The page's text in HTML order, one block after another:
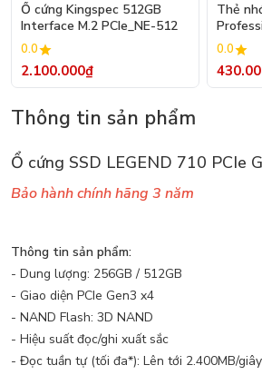
Ổ cứng Kingspec 512GB
Interface M.2 PCIe_NE-512
0.0
2.100.000₫
Thẻ
UHS-I
0.0
Thông tin sản phẩm
Ổ cứng SSD LEGEND 710 PCIe
Bảo hành chính hãng 3 năm
Thông tin sản phẩm:
- Dung lượng: 256GB / 512GB
- Giao diện PCIe Gen3 x4
- NAND Flash: 3D NAND
- Hiệu suất đọc/ghi xuất sắc
- Đọc tuần tự (tối đa*): Lên tới 2.400MB/